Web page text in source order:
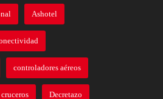
Ashotel
controladores aéreos
cruceros Decretazo